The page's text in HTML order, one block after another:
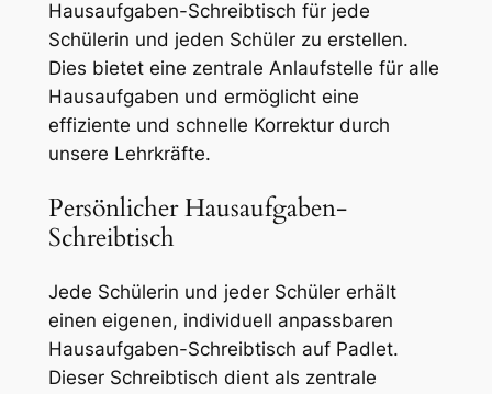
Hausaufgaben-Schreibtisch für jede
Schülerin und jeden Schüler zu erstellen.
Dies bietet eine zentrale Anlaufstelle für alle
Hausaufgaben und ermöglicht eine
effiziente und schnelle Korrektur durch
unsere Lehrkräfte.
Persönlicher Hausaufgaben-
Schreibtisch
Jede Schülerin und jeder Schüler erhält
einen eigenen, individuell anpassbaren
Hausaufgaben-Schreibtisch auf Padlet.
Dieser Schreibtisch dient als zentrale